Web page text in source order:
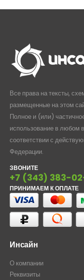
Все права на тексты,
размещенные на этом
Полное и (или)
использование в любом
соответствии с
Федерации.
ЗВОНИТЕ
+7 (343) 383-
ПРИНИМАЕМ К ОПЛАТЕ
Инсайн
О компании
Реквизиты